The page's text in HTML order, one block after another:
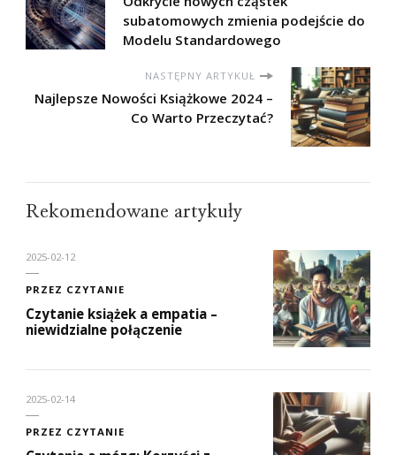
subatomowych zmienia podejście do
Modelu Standardowego
NASTĘPNY ARTYKUŁ
Najlepsze Nowości Książkowe 2024 –
Co Warto Przeczytać?
Rekomendowane artykuły
2025-02-12
PRZEZ CZYTANIE
Czytanie książek a empatia –
niewidzialne połączenie
2025-02-14
PRZEZ CZYTANIE